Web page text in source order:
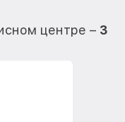
центре – 3